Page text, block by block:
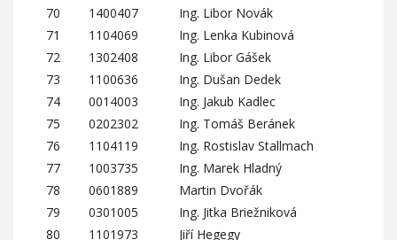
70
1400407
Ing. Libor Novák
71
1104069
Ing. Lenka Kubinová
72
1302408
Ing. Libor Gášek
73
1100636
Ing. Dušan Dedek
74
0014003
Ing. Jakub Kadlec
75
0202302
Ing. Tomáš Beránek
76
1104119
Ing. Rostislav Stallmach
77
1003735
Ing. Marek Hladný
78
0601889
Martin Dvořák
79
0301005
Ing. Jitka Briežniková
80
1101973 Jiří Hegegy